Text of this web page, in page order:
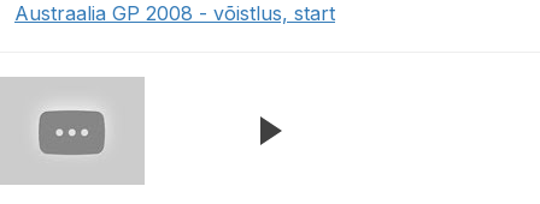
Austraalia GP 2008 - võistlus, start